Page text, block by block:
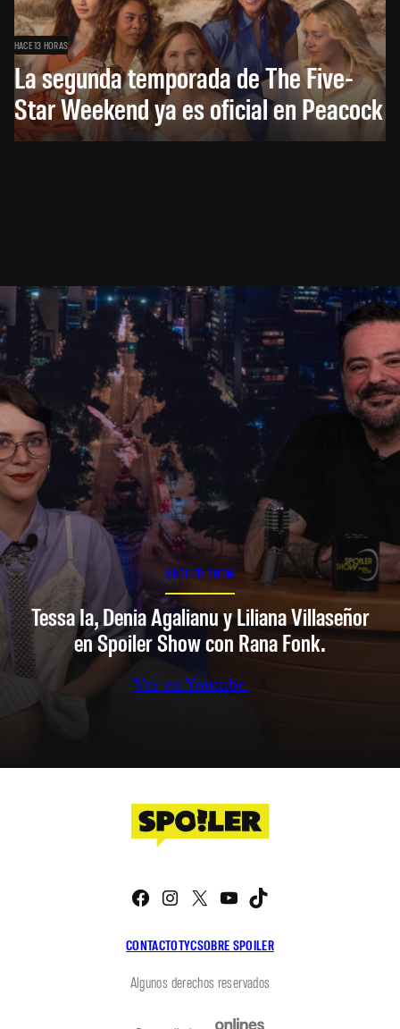
HACE 13 HORAS
La segunda temporada de The Five-
Star Weekend ya es oficial en Peacock
SPOILER SHOW
Tessa Ia, Denia Agalianu y Liliana Villaseñor
en Spoiler Show con Rana Fonk.
Ver en Youtube
CONTACTOTYCSOBRE SPOILER
Facebook
Instagram
X YouTube
Algunos derechos reservados